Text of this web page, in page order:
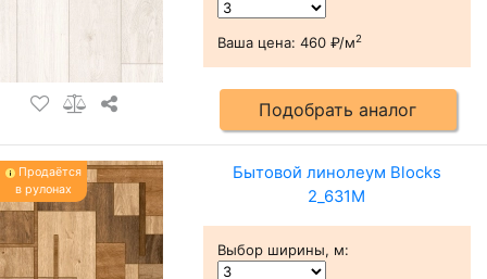
Ваша цена: 460 ₽/м2
Подобрать аналог
Продаётся
в рулонах
Бытовой линолеум Blocks
2_631M
Выбор ширины, м: